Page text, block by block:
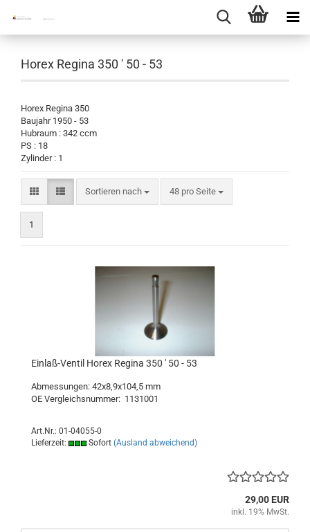
Horex Regina 350 ' 50 - 53
Horex Regina 350
Baujahr 1950 - 53
Hubraum : 342 ccm
PS : 18
Zylinder : 1
Sortieren nach
Sortieren nach 48 pro Seite
pro Seite
1
Einlaß-Ventil Horex Regina 350 ' 50 - 53
Abmessungen: 42x8,9x104,5 mm
OE Vergleichsnummer: 1131001
Art.Nr.: 01-04055-0
Lieferzeit:
Sofort (Ausland abweichend)
29,00 EUR
inkl. 19% MwSt.